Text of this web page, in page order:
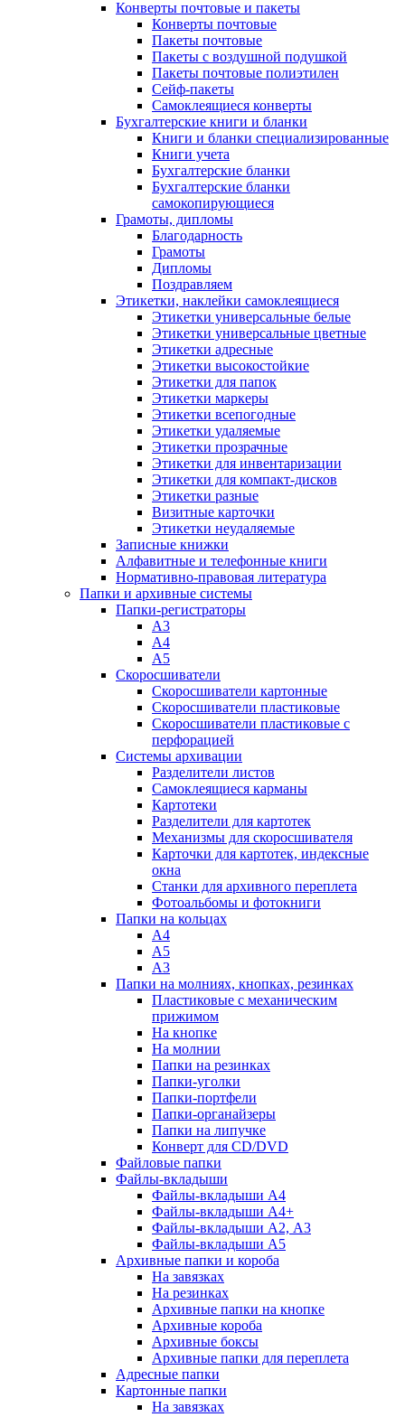
Конверты почтовые и пакеты
Конверты почтовые
Пакеты почтовые
Пакеты с воздушной подушкой
Пакеты почтовые полиэтилен
Сейф-пакеты
Самоклеящиеся конверты
Бухгалтерские книги и бланки
Книги и бланки специализированные
Книги учета
Бухгалтерские бланки
Бухгалтерские бланки
самокопирующиеся
Грамоты, дипломы
Благодарность
Грамоты
Дипломы
Поздравляем
Этикетки, наклейки самоклеящиеся
Этикетки универсальные белые
Этикетки универсальные цветные
Этикетки адресные
Этикетки высокостойкие
Этикетки для папок
Этикетки маркеры
Этикетки всепогодные
Этикетки удаляемые
Этикетки прозрачные
Этикетки для инвентаризации
Этикетки для компакт-дисков
Этикетки разные
Визитные карточки
Этикетки неудаляемые
Записные книжки
Алфавитные и телефонные книги
Нормативно-правовая литература
Папки и архивные системы
Папки-регистраторы
А3
А4
А5
Скоросшиватели
Скоросшиватели картонные
Скоросшиватели пластиковые
Скоросшиватели пластиковые с
перфорацией
Системы архивации
Разделители листов
Самоклеящиеся карманы
Картотеки
Разделители для картотек
Механизмы для скоросшивателя
Карточки для картотек, индексные
окна
Станки для архивного переплета
Фотоальбомы и фотокниги
Папки на кольцах
А4
А5
А3
Папки на молниях, кнопках, резинках
Пластиковые с механическим
прижимом
На кнопке
На молнии
Папки на резинках
Папки-уголки
Папки-портфели
Папки-органайзеры
Папки на липучке
Конверт для CD/DVD
Файловые папки
Файлы-вкладыши
Файлы-вкладыши А4
Файлы-вкладыши А4+
Файлы-вкладыши А2, А3
Файлы-вкладыши А5
Архивные папки и короба
На завязках
На резинках
Архивные папки на кнопке
Архивные короба
Архивные боксы
Архивные папки для переплета
Адресные папки
Картонные папки
На завязках